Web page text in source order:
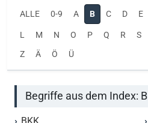
ALLE 0-9 A B C D E
L M N O P Q R S
Z
Ä Ö Ü
Begriffe aus dem Index: B